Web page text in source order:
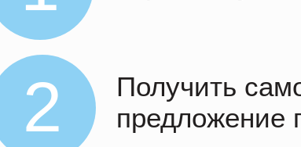
2
Получить
предложение